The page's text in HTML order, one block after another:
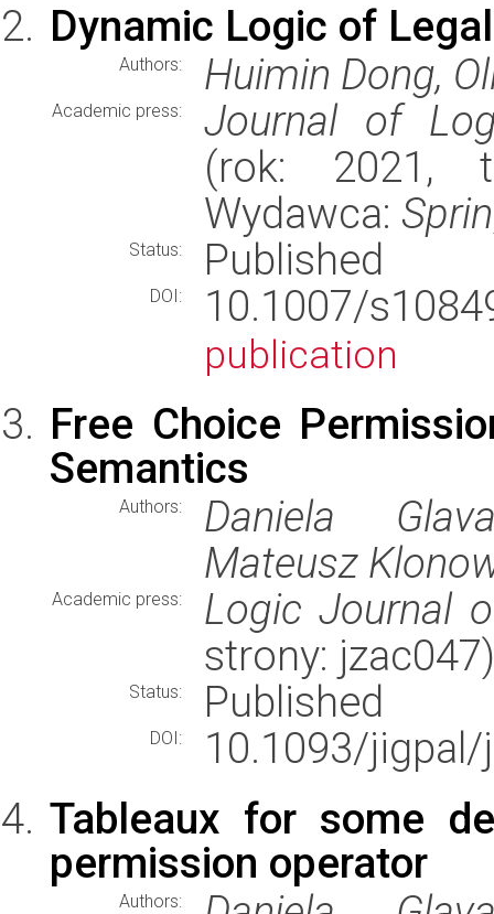
Dynamic Logic of
Authors: Huimin Dong,
Academic press:
Journal of
(rok: 2021,
Wydawca:
Status: Published
DOI: 10.1007/
publication
Free Choice
Semantics
Authors:
Daniela
Mateusz
Academic press:
Logic Journal
strony:
Status: Published
DOI:
10.1093/
Tableaux for some
permission operator
Authors: